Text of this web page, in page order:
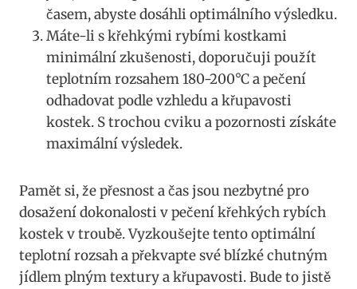
časem, abyste dosáhli optimálního výsledku.
Máte-li s křehkými rybími kostkami
minimální zkušenosti, doporučuji použít
teplotním rozsahem 180-200°C a pečení
odhadovat podle vzhledu a křupavosti
kostek. S trochou cviku a pozornosti získáte
maximální výsledek.
Pamět si, že přesnost a čas jsou nezbytné pro
dosažení dokonalosti v pečení křehkých rybích
kostek v troubě. Vyzkoušejte tento optimální
teplotní rozsah a překvapte své blízké chutným
jídlem plným textury a křupavosti. Bude to jistě